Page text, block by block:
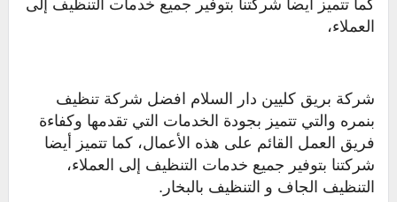
كما تتميز أيضا شركتنا بتوفير جميع خدمات التنظيف إلى
العملاء،
شركة بريق كليين دار السلام افضل شركة تنظيف
بنمره والتي تتميز بجودة الخدمات التي تقدمها وكفاءة
فريق العمل القائم على هذه الأعمال، كما تتميز أيضا
شركتنا بتوفير جميع خدمات التنظيف إلى العملاء،
التنظيف الجاف و التنظيف بالبخار.